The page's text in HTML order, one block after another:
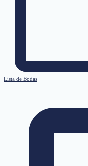
Lista de Bodas